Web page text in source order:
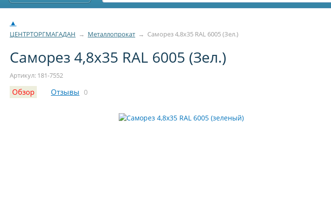
▲
ЦЕНТРТОРГМАГАДАН → Металлопрокат → Саморез 4,8х35 RAL 6005 (Зел.)
Саморез 4,8х35 RAL 6005 (Зел.)
Артикул: 181-7552
Обзор Отзывы 0